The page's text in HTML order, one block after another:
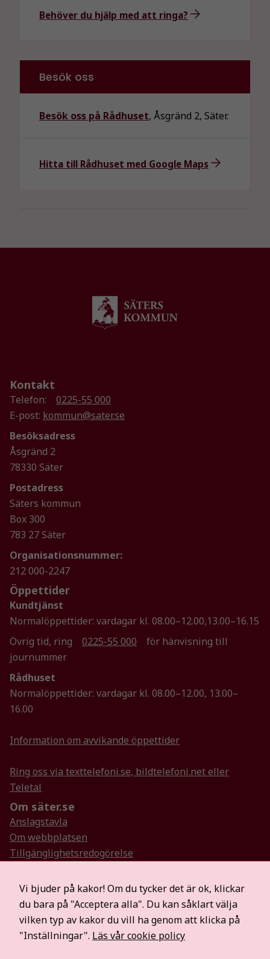
Behöver du hjälp med att ringa?
Besök oss
Besök oss på Rådhuset, Åsgränd 2, Säter.
Hitta till Rådhuset med Google Maps
Kontakt
Telefon:
0225-55 000
E-post: kommun@sater.se
Besöksadress
Åsgränd 2
78330 Säter
Postadress
Säters kommun
Box 300
783 27 Säter
Organisationsnummer:
212 000-2247
Öppettider
Kundtjänst
Normalöppettider: vardagar kl. 08.00–12.00,13.00–16.15
Övrig tid, ring
0225-55 000
för hänvisning till
journummer
Rådhuset
Normalöppettider: vardagar kl. 08.00–12.00, 13.00–
16.00
Information om avvikande öppettider
Ring oss via texttelefoni.se, bildtelefoni.net eller
Teletal
Om säter.se
Anslagstavla
Om webbplatsen
Tillgänglighetsredogörelse
Visselblåsartjänst
Hitta oss på sociala medier
Mer information
För medier
Vi bjuder på kakor! Om du tycker det är ok, klickar
du bara på "Acceptera alla". Du kan såklart välja
vilken typ av kakor du vill ha genom att klicka på
"Inställningar". Läs vår cookie policy
kommer viss
funktionalitet
hemsidan.
Genom att dela
beteende när du
surfar ökar du